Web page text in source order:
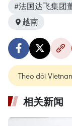
#法国达飞集团
越南
Theo dõi
相关新闻